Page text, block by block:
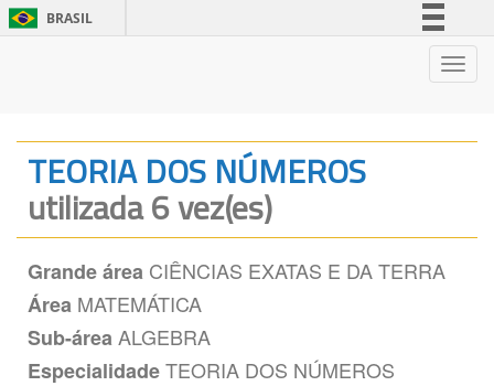
BRASIL
Legislação
TEORIA DOS NÚMEROS
utilizada 6 vez(es)
Grande área CIÊNCIAS EXATAS E DA TERRA
Área MATEMÁTICA
Sub-área ALGEBRA
EspecialidadeTEORIA DOS NÚMEROS